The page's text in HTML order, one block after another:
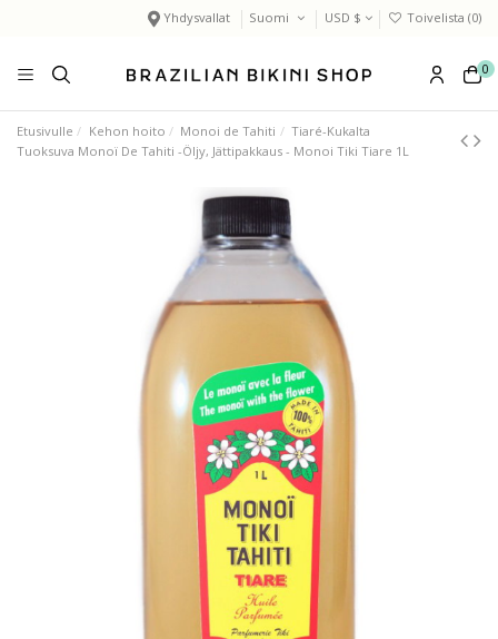
Yhdysvallat Suomi USD $ Toivelista (0)
0
Etusivulle Kehon hoito Monoi de Tahiti
Tiaré-Kukalta
Tuoksuva Monoï De Tahiti -Öljy, Jättipakkaus - Monoi Tiki Tiare 1L